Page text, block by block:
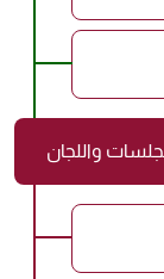
واللجان